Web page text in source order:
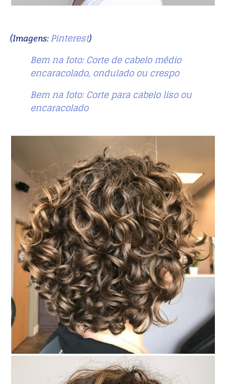
(Imagens:Pinterest)
Bem na foto: Corte de cabelo médio
encaracolado, ondulado ou crespo
Bem na foto: Corte para cabelo liso ou
encaracolado